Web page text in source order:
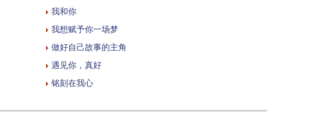
我和你
我想赋予你一场梦
做好自己故事的主角
遇见你，真好
铭刻在我心